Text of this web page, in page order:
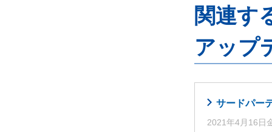
関連す
アップ
サードパー
2021年4月16日